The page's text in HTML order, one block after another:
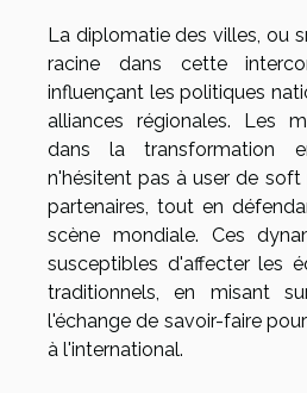
La diplomatie des villes, ou
racine dans cette
influençant les politiques
alliances régionales. Les
dans la transformation
n'hésitent pas à user de
partenaires, tout en
scène mondiale. Ces
susceptibles d'affecter les
traditionnels, en misant
l'échange de savoir-faire
à l'international.